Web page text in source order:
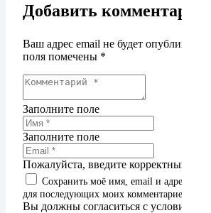
Добавить комментарий
Ваш адрес email не будет опубликован.
поля помечены *
Заполните поле
Заполните поле
Пожалуйста, введите корректный
Сохранить моё имя, email и адрес
для последующих моих комментариев.
Вы должны согласиться с условиями